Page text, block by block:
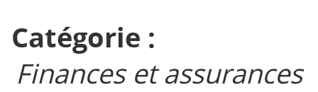
Catégorie :
Finances et assurances